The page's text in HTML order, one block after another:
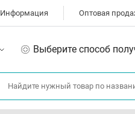
Информация Оптовая
Выберите способ